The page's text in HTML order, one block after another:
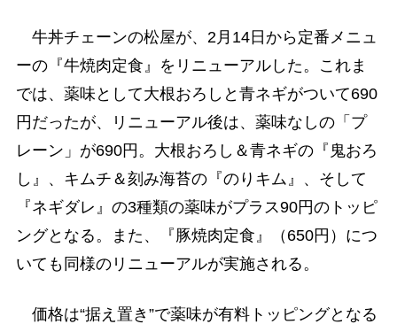
牛丼チェーンの松屋が、2月14日から定番メニュ
ーの『牛焼肉定食』をリニューアルした。これま
では、薬味として大根おろしと青ネギがついて690
円だったが、リニューアル後は、薬味なしの「プ
レーン」が690円。大根おろし＆青ネギの『鬼おろ
し』、キムチ＆刻み海苔の『のりキム』、そして
『ネギダレ』の3種類の薬味がプラス90円のトッピ
ングとなる。また、『豚焼肉定食』（650円）につ
いても同様のリニューアルが実施される。
価格は“据え置き”で薬味が有料トッピングとなる